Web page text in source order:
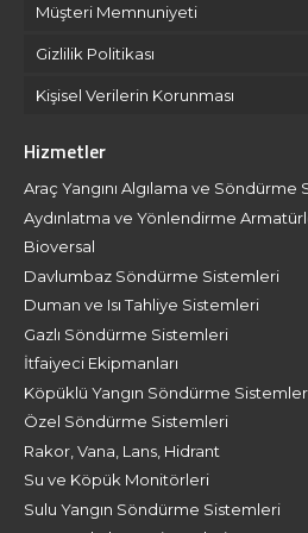
Müşteri Memnuniyeti
Gizlilik Politikası
Kişisel Verilerin Korunması
Hizmetler
Araç Yangını Algılama ve Söndürme
Aydınlatma ve Yönlendirme
Bioversal
Davlumbaz Söndürme Sistemleri
Duman ve Isı Tahliye Sistemleri
Gazlı Söndürme Sistemleri
İtfaiyeci Ekipmanları
Köpüklü Yangın Söndürme
Özel Söndürme Sistemleri
Rakor, Vana, Lans, Hidrant
Su ve Köpük Monitörleri
Sulu Yangın Söndürme Sistemleri